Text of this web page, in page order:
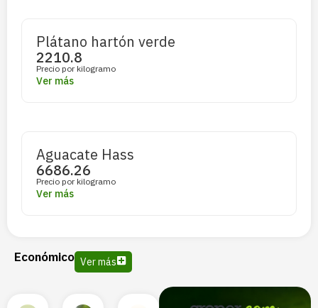
Plátano hartón verde
2210.8
Precio por kilogramo
Ver más
Aguacate Hass
6686.26
Precio por kilogramo
Ver más
Económico Ver más